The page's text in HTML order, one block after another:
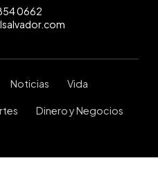
0662
Noticias Vida
Dinero y Negocios